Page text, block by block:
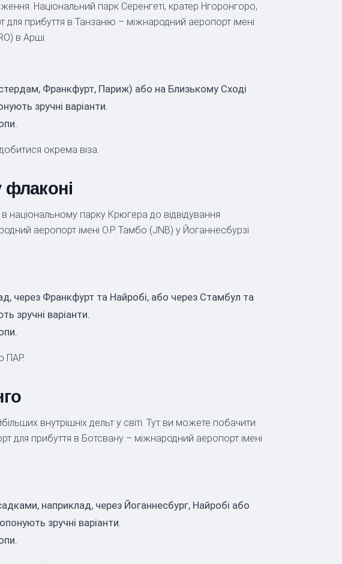
Національний парк Серенгеті, кратер Нгоронгоро,
для прибуття в Танзанію – міжнародний аеропорт імені
в Арші.
Франкфурт, Париж) або на Близькому Сході
зручні варіанти.
окрема віза.
парку Крюгера до відвідування
аеропорт імені О.Р. Тамбо (JNB) у Йоганнесбурзі
через Франкфурт та Найробі, або через Стамбул та
зручні варіанти.
ПАР.
внутрішніх дельт у світі. Тут ви можете побачити
для прибуття в Ботсвану – міжнародний аеропорт імені
наприклад, через Йоганнесбург, Найробі або
зручні варіанти.